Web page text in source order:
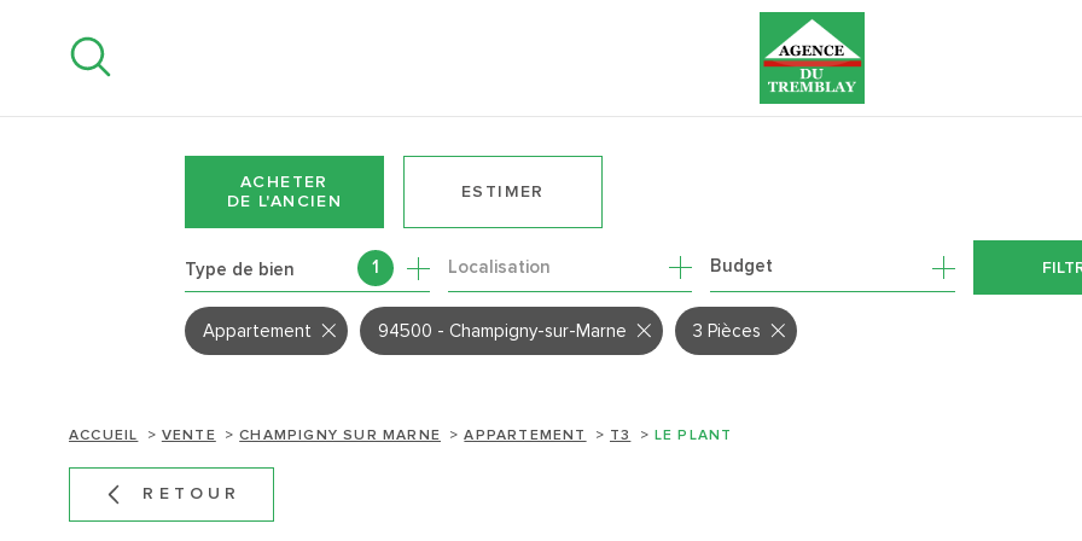
ACHETER
DE L'ANCIEN
DE L'ANCIEN
DE L'IMMO PRO
ESTIMER
Type de bien 1 Localisation Budget
Appartement 94500 - Champigny-sur-Marne 3 Pièces
ACCUEIL VENTE CHAMPIGNY SUR MARNE APPARTEMENT T3 LE PLANT
RETOUR